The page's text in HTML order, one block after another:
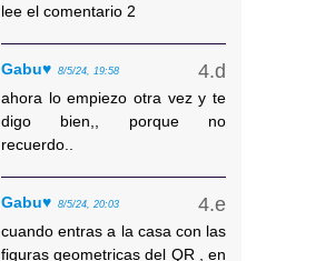
lee el comentario 2
Gabu♥ 8/5/24, 19:58
ahora lo empiezo otra vez y te
digo bien,, porque no
recuerdo..
Gabu♥ 8/5/24, 20:03
cuando entras a la casa con las
figuras geometricas del QR , en